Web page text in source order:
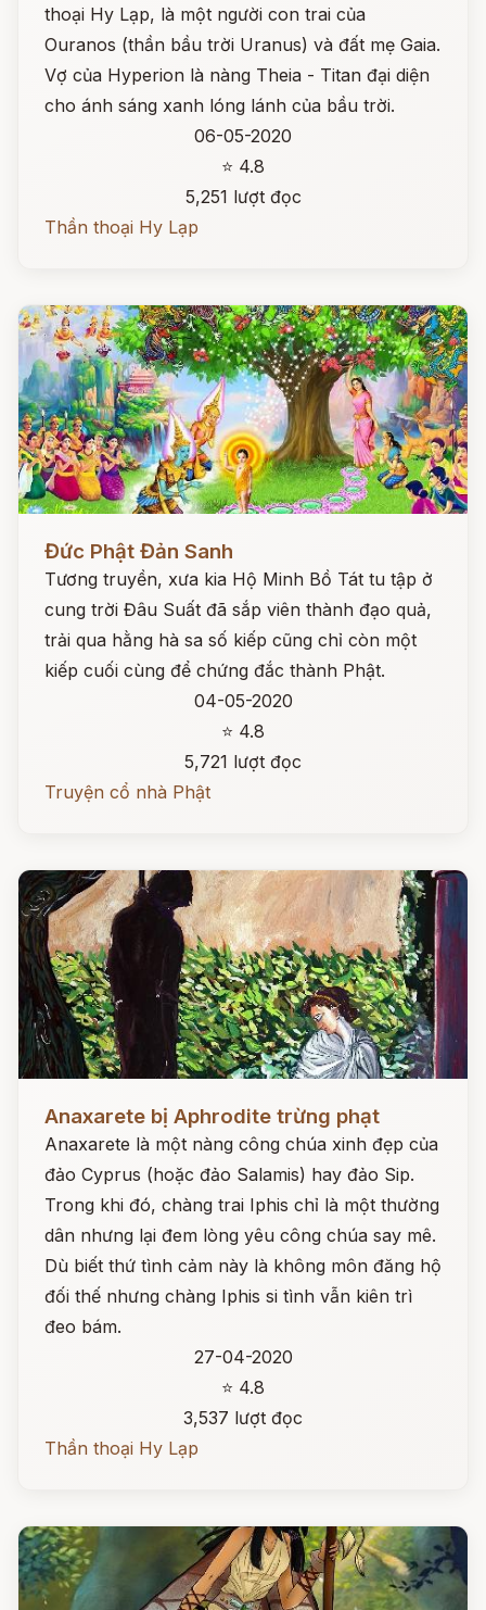
thoại Hy Lạp, là một người con trai của
Ouranos (thần bầu trời Uranus) và đất mẹ Gaia.
Vợ của Hyperion là nàng Theia - Titan đại diện
cho ánh sáng xanh lóng lánh của bầu trời.
06-05-2020
⭐ 4.8
5,251 lượt đọc
Thần thoại Hy Lạp
Đức Phật Đản Sanh
Tương truyền, xưa kia Hộ Minh Bồ Tát tu tập ở
cung trời Đâu Suất đã sắp viên thành đạo quả,
trải qua hằng hà sa số kiếp cũng chỉ còn một
kiếp cuối cùng để chứng đắc thành Phật.
04-05-2020
⭐ 4.8
5,721 lượt đọc
Truyện cổ nhà Phật
Anaxarete bị Aphrodite trừng phạt
Anaxarete là một nàng công chúa xinh đẹp của
đảo Cyprus (hoặc đảo Salamis) hay đảo Sip.
Trong khi đó, chàng trai Iphis chỉ là một thường
dân nhưng lại đem lòng yêu công chúa say mê.
Dù biết thứ tình cảm này là không môn đăng hộ
đối thế nhưng chàng Iphis si tình vẫn kiên trì
đeo bám.
27-04-2020
⭐ 4.8
3,537 lượt đọc
Thần thoại Hy Lạp